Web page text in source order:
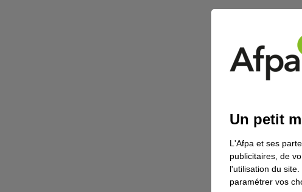
Un petit
L'Afpa et ses
publicitaires, de
l'utilisation du
paramétrer vos